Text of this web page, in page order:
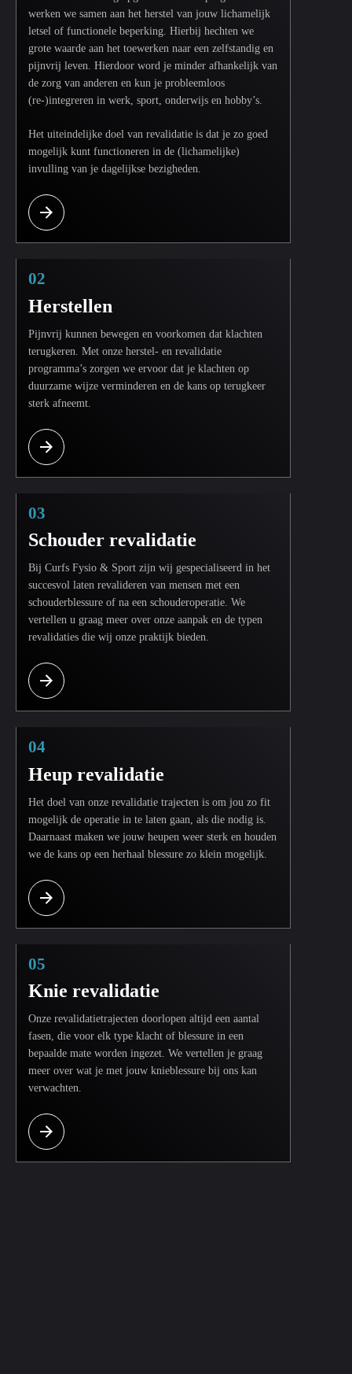
werken we samen aan het herstel van jouw lichamelijk
letsel of functionele beperking. Hierbij hechten we
grote waarde aan het toewerken naar een zelfstandig en
pijnvrij leven. Hierdoor word je minder afhankelijk van
de zorg van anderen en kun je probleemloos
(re-)integreren in werk, sport, onderwijs en hobby’s.
Het uiteindelijke doel van revalidatie is dat je zo goed
mogelijk kunt functioneren in de (lichamelijke)
invulling van je dagelijkse bezigheden.
02
Herstellen
Pijnvrij kunnen bewegen en voorkomen dat klachten
terugkeren. Met onze herstel- en revalidatie
programma’s zorgen we ervoor dat je klachten op
duurzame wijze verminderen en de kans op terugkeer
sterk afneemt.
03
Schouder revalidatie
Bij Curfs Fysio & Sport zijn wij gespecialiseerd in het
succesvol laten revalideren van mensen met een
schouderblessure of na een schouderoperatie. We
vertellen u graag meer over onze aanpak en de typen
revalidaties die wij onze praktijk bieden.
04
Heup revalidatie
Het doel van onze revalidatie trajecten is om jou zo fit
mogelijk de operatie in te laten gaan, als die nodig is.
Daarnaast maken we jouw heupen weer sterk en houden
we de kans op een herhaal blessure zo klein mogelijk.
05
Knie revalidatie
Onze revalidatietrajecten doorlopen altijd een aantal
fasen, die voor elk type klacht of blessure in een
bepaalde mate worden ingezet. We vertellen je graag
meer over wat je met jouw knieblessure bij ons kan
verwachten.